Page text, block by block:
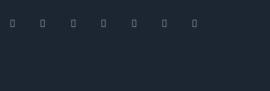
InstagramFacebookTwitter Amazon Pinterest